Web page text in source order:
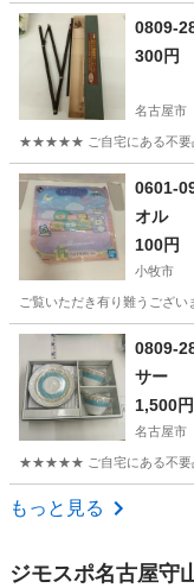
愛知 豊橋市
0809-
300円
名古屋市
★★★★★ ご自宅にある不要品
愛知 名古屋市 0601-
オル
100円
小牧市
ご覧いただき有り難うござ
愛知 小牧市
0809-
サー
1,500円
名古屋市
★★★★★ ご自宅にある不要品
愛知 名古屋市
もっと見る
ジモスポ名古屋守